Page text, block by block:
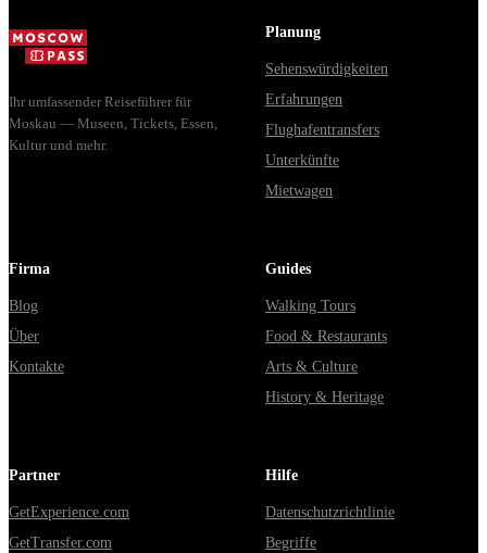
Ihr umfassender Reiseführer für
Moskau — Museen, Tickets, Essen,
Kultur und mehr.
Planung
Sehenswürdigkeiten
Erfahrungen
Flughafentransfers
Unterkünfte
Mietwagen
Firma
Blog
Über
Kontakte
Guides
Walking Tours
Food & Restaurants
Arts & Culture
History & Heritage
Partner
GetExperience.com
GetTransfer.com
Hilfe
Datenschutzrichtlinie
Begriffe